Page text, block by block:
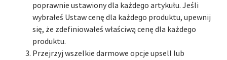
poprawnie ustawiony dla każdego artykułu. Jeśli
wybrałeś Ustaw cenę dla każdego produktu, upewnij
się, że zdefiniowałeś właściwą cenę dla każdego
produktu.
Przejrzyj wszelkie darmowe opcje upsell lub